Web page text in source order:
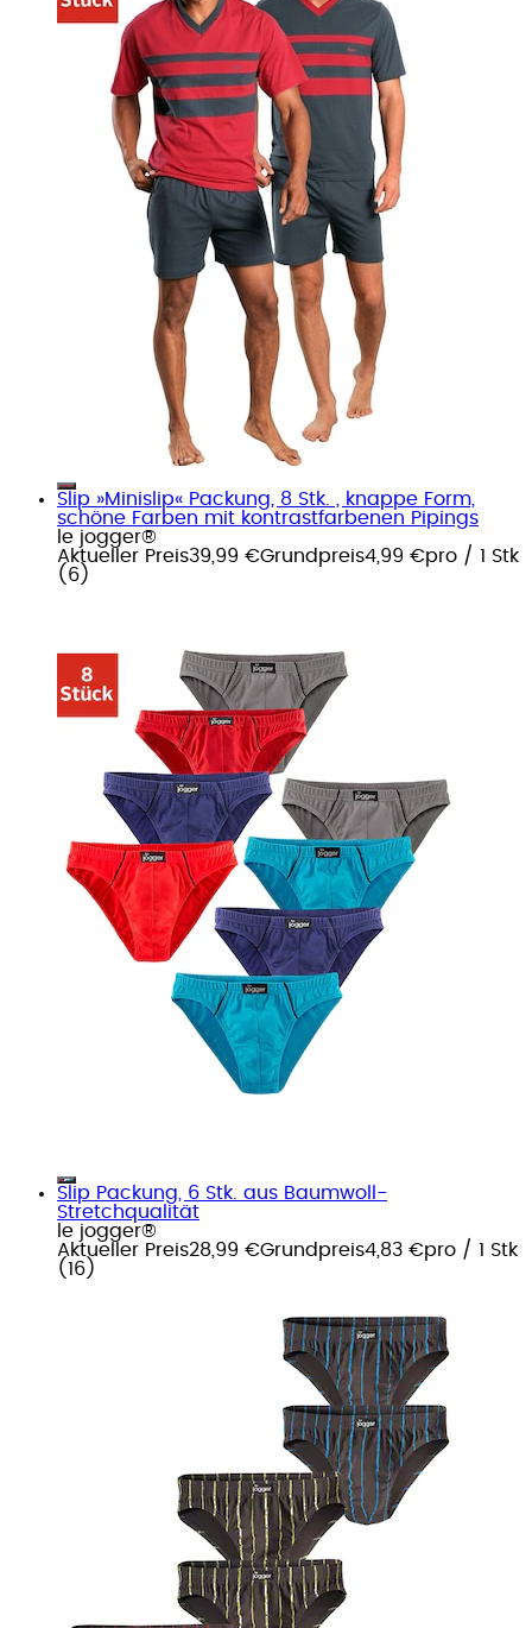
Slip »Minislip« Packung, 8 Stk. , knappe Form,
schöne Farben mit kontrastfarbenen Pipings
le jogger®
Aktueller Preis39,99 €Grundpreis4,99 €pro / 1 Stk
( 6 )
Slip Packung, 6 Stk. aus Baumwoll-
Stretchqualität
le jogger®
Aktueller Preis28,99 €Grundpreis4,83 €pro / 1 Stk
( 16 )